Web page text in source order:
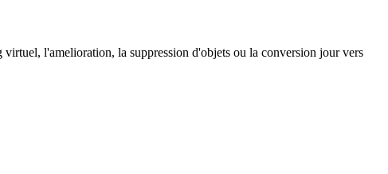
l'amelioration, la suppression d'objets ou la conversion jour vers